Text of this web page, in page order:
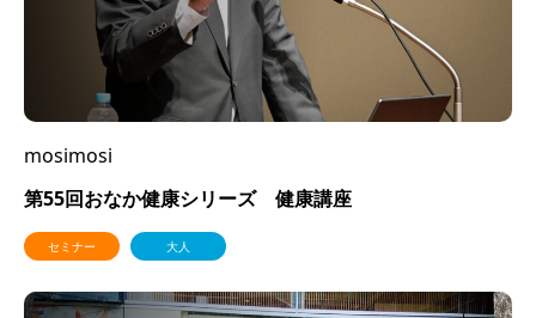
mosimosi
第55回おなか健康シリーズ 健康講座
セミナー 大人